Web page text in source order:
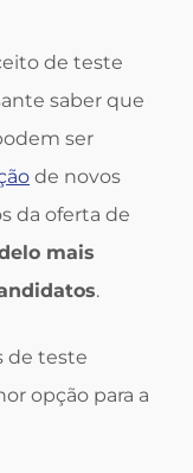
de teste
saber que
ser
de novos
da oferta de
mais
.
de teste
opção para a